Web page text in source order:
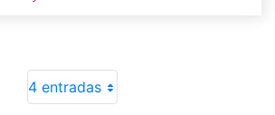
4 entradas